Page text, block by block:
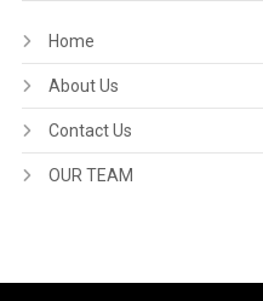
Home
About Us
Contact Us
OUR TEAM